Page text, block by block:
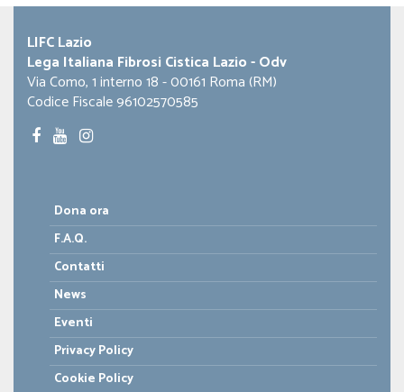
LIFC Lazio
Lega Italiana Fibrosi Cistica Lazio - Odv
Via Como, 1 interno 18 - 00161 Roma (RM)
Codice Fiscale 96102570585
Dona ora
F.A.Q.
Contatti
News
Eventi
Privacy Policy
Cookie Policy